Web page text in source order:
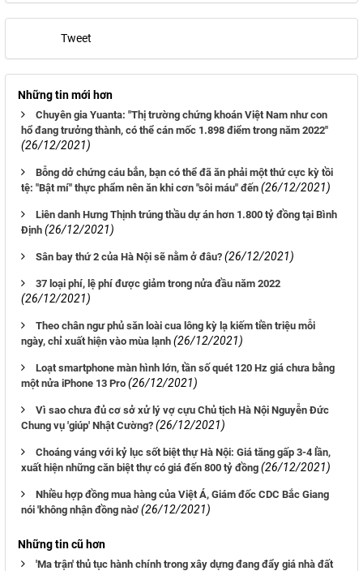
Tweet
Những tin mới hơn
Chuyên gia Yuanta: "Thị trường chứng khoán Việt Nam như con
hổ đang trưởng thành, có thể cán mốc 1.898 điểm trong năm 2022"
(26/12/2021)
Bỗng dở chứng cáu bẳn, bạn có thể đã ăn phải một thứ cực kỳ tồi
tệ: "Bật mí" thực phẩm nên ăn khi cơn "sôi máu" đến (26/12/2021)
Liên danh Hưng Thịnh trúng thầu dự án hơn 1.800 tỷ đồng tại Bình
Định (26/12/2021)
Sân bay thứ 2 của Hà Nội sẽ nằm ở đâu? (26/12/2021)
37 loại phí, lệ phí được giảm trong nửa đầu năm 2022
(26/12/2021)
Theo chân ngư phủ săn loài cua lông kỳ lạ kiếm tiền triệu mỗi
ngày, chỉ xuất hiện vào mùa lạnh (26/12/2021)
Loạt smartphone màn hình lớn, tần số quét 120 Hz giá chưa bằng
một nửa iPhone 13 Pro (26/12/2021)
Vì sao chưa đủ cơ sở xử lý vợ cựu Chủ tịch Hà Nội Nguyễn Đức
Chung vụ 'giúp' Nhật Cường? (26/12/2021)
Choáng váng với kỷ lục sốt biệt thự Hà Nội: Giá tăng gấp 3-4 lần,
xuất hiện những căn biệt thự có giá đến 800 tỷ đồng (26/12/2021)
Nhiều hợp đồng mua hàng của Việt Á, Giám đốc CDC Bắc Giang
nói 'không nhận đồng nào' (26/12/2021)
Những tin cũ hơn
'Ma trận' thủ tục hành chính trong xây dựng đang đẩy giá nhà đất